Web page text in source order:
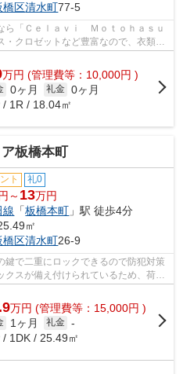
橋区清水町77-5
ら「Ｃｅｌａｖｉ Ｍｏｔｏｈａｓｕ
・クロゼットなど豊富なので、衣類や
万円 (管理費等：10,000円 )
0ヶ月 礼金 0ヶ月
/ 1R / 18.04㎡
板橋本町
ト 礼0
～ 13万円
線 「板橋本町 」駅 徒歩4分
㎡
橋区清水町26-9
鍵で二重にロックできるので防犯対策
クスが備え付けられているため、荷物
万円 (管理費等：15,000円 )
1ヶ月 礼金 -
/ 1DK / 25.49㎡